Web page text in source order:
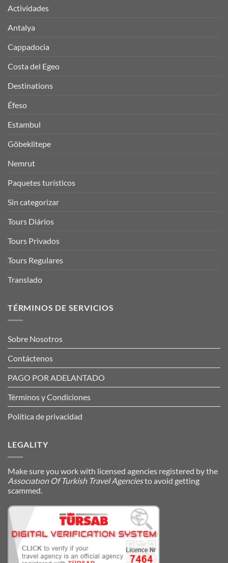
Actividades
Antalya
Cappadocia
Costa del Egeo
Destinations
Éfeso
Estambul
Göbeklitepe
Nemrut
Paquetes turísticos
Sin categorizar
Tours Diários
Tours Privados
Tours Regulares
Translado
TÉRMINOS DE SERVICIOS
Sobre Nosotros
Contáctenos
PAGO POR ADELANTADO
Términos y Condiciones
Política de privacidad
LEGALITY
Make sure you work with licensed agencies registered by the
Assocıatıon Of Turkish Travel Agenciesto avoid getting
scammed.